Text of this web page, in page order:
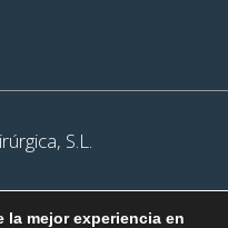
S.L.
la mejor experiencia en